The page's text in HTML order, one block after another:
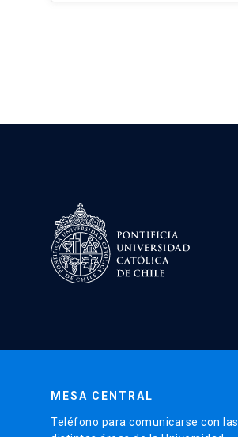
MESA CENTRAL
Teléfono para comunicarse con las